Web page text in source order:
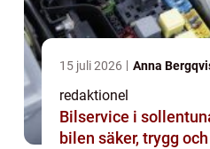
15 juli 2026 Anna
redaktionel
Bilservice i sollentuna så håller
bilen säker, trygg